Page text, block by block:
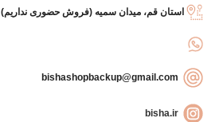
استان قم، میدان سمیه (فروش حضوری نداریم)
bisha.ir